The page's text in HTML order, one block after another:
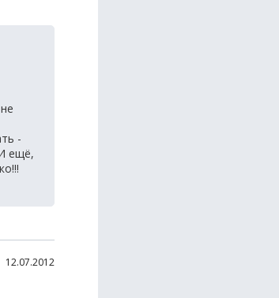
-
ещё,
12.07.2012